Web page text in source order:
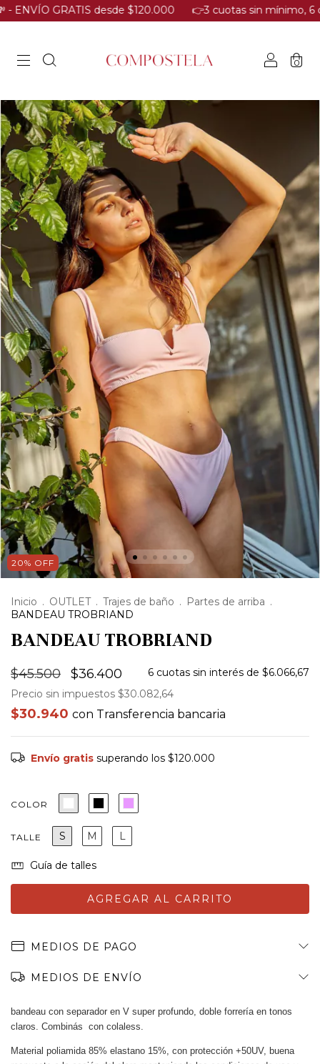
desde $120.000​ ​👉3 cuotas sin mínimo, 6 cuotas
0
20% OFF
Inicio . OUTLET . Trajes de baño . Partes de arriba .
BANDEAU TROBRIAND
BANDEAU TROBRIAND
$45.500 $36.400 6 cuotas sin interés de $6.066,67
Precio sin impuestos $30.082,64
$30.940 con Transferencia bancaria
Envío gratis superando los $120.000
COLOR
TALLE S M L
Guía de talles
MEDIOS DE PAGO
MEDIOS DE ENVÍO
bandeau con separador en V super profundo, doble forrería en tonos
claros. Combinás con colaless.
Material poliamida 85% elastano 15%, con protección +50UV, buena